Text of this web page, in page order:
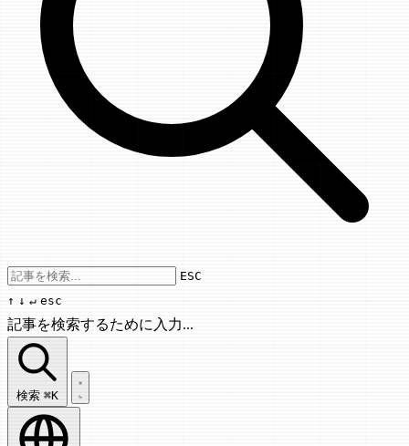
Use arrow keys to navigate results,
ESC
↑ ↓ ↵ esc
記事を検索するために入力...
記事を検索...
検索 ⌘K